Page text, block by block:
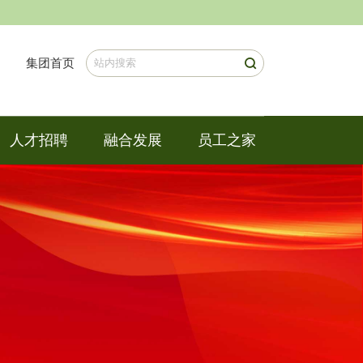
集团首页
人才招聘 融合发展 员工之家